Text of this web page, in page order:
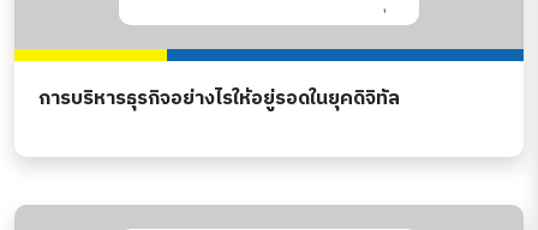
การบริหารธุรกิจอย่างไรให้อยู่รอดในยุคดิจิทัล